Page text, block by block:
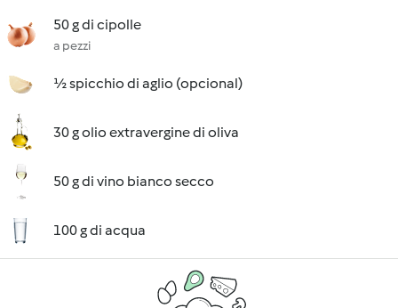
50 g di cipolle
a pezzi
½ spicchio di aglio (opcional)
30 g olio extravergine di oliva
50 g di vino bianco secco
100 g di acqua